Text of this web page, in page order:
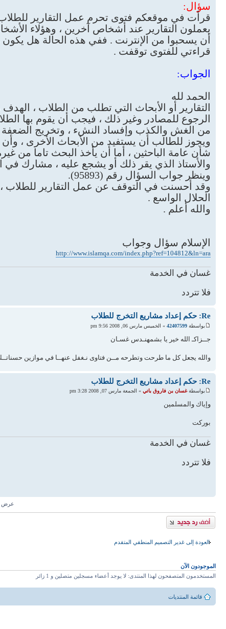
سؤال:
قرأت في موقعكم فتوى تحرم عمل التقارير للطلاب
يعملون التقارير عند أشخاص آخرين ، وهؤلاء
أن يسحبوا من الإنترنت . ففي هذه الحالة هل
قراءتي للفتوى توقفت .
الجواب:
الحمد لله
التقارير أو الأبحاث التي تطلب من الطلاب ،
الرجوع للمصادر وغير ذلك ، فيجب أن يقوم بها
من الغش والكذب وإفساد النشء ، وتخريج الضعفة
ويجوز للطالب أن يستفيد من الأبحاث الأخرى ،
شأن عامة الباحثين ، أما أن يأخذ البحث تاما من
والأستاذ الذي يقر ذلك أو يشجع عليه ، مشارك في
وينظر جواب السؤال رقم (95893).
وقد أحسنت في التوقف عن عمل التقارير للطلاب
الحلال الواسع .
والله أعلم .
الإسلام سؤال وجواب
http://www.islamqa.com/index.php?ref=104812&ln=ara
غسان في الخدمة
فلا تتردد
Re: حكم إعداد مشاريع التخرج للطلاب
بواسطة 42407599 » الخميس مارس 06, 2008 9:56 pm
جــزاكـ الله خير يا بشمهنـدس غسـان
والله يجعل كل ما طرحت وتطرحه مــن فتاوى نـغفل عنهــا في موازين
Re: حكم إعداد مشاريع التخرج للطلاب
بواسطةغسان بن فاروق باتي » الجمعة مارس 07, 2008 3:28 pm
وإياك والمسلمين
بوركت
غسان في الخدمة
فلا تتردد
عرض
إضافة رد
العودة إلى غدير التصميم المنطقي المتقدم
الموجودون الآن
المستخدمون المتصفحون لهذا المنتدى: لا يوجد أعضاء مسجلين متصلين و 1 زائر
قائمة المنتديات